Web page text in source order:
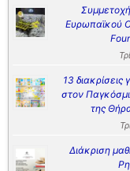
Ευρωπαϊκού
13 διακρίσεις
στον
της
Διάκριση